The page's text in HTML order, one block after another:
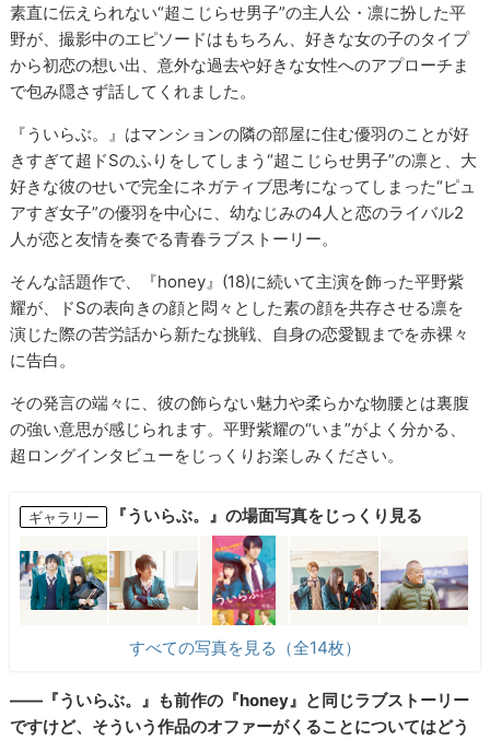
素直に伝えられない“超こじらせ男子”の主人公・凛に扮した平
野が、撮影中のエピソードはもちろん、好きな女の子のタイプ
から初恋の想い出、意外な過去や好きな女性へのアプローチま
で包み隠さず話してくれました。
『ういらぶ。』はマンションの隣の部屋に住む優羽のことが好
きすぎて超ドSのふりをしてしまう“超こじらせ男子”の凛と、大
好きな彼のせいで完全にネガティブ思考になってしまった“ピュ
アすぎ女子”の優羽を中心に、幼なじみの4人と恋のライバル2
人が恋と友情を奏でる青春ラブストーリー。
そんな話題作で、『honey』(18)に続いて主演を飾った平野紫
耀が、ドSの表向きの顔と悶々とした素の顔を共存させる凛を
演じた際の苦労話から新たな挑戦、自身の恋愛観までを赤裸々
に告白。
その発言の端々に、彼の飾らない魅力や柔らかな物腰とは裏腹
の強い意思が感じられます。平野紫耀の“いま”がよく分かる、
超ロングインタビューをじっくりお楽しみください。
ギャラリー 『ういらぶ。』の場面写真をじっくり見る
すべての写真を見る（全14枚）
――『ういらぶ。』も前作の『honey』と同じラブストーリー
ですけど、そういう作品のオファーがくることについてはどう